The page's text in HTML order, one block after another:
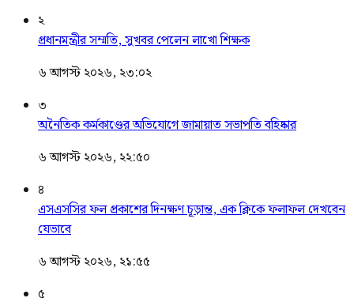
২
প্রধানমন্ত্রীর সম্মতি, সুখবর পেলেন লাখো শিক্ষক
৬ আগস্ট ২০২৬, ২৩:০২
৩
অনৈতিক কর্মকাণ্ডের অভিযোগে জামায়াত সভাপতি বহিষ্কার
৬ আগস্ট ২০২৬, ২২:৫০
৪
এসএসসির ফল প্রকাশের দিনক্ষণ চূড়ান্ত, এক ক্লিকে ফলাফল দেখবেন
যেভাবে
৬ আগস্ট ২০২৬, ২১:৫৫